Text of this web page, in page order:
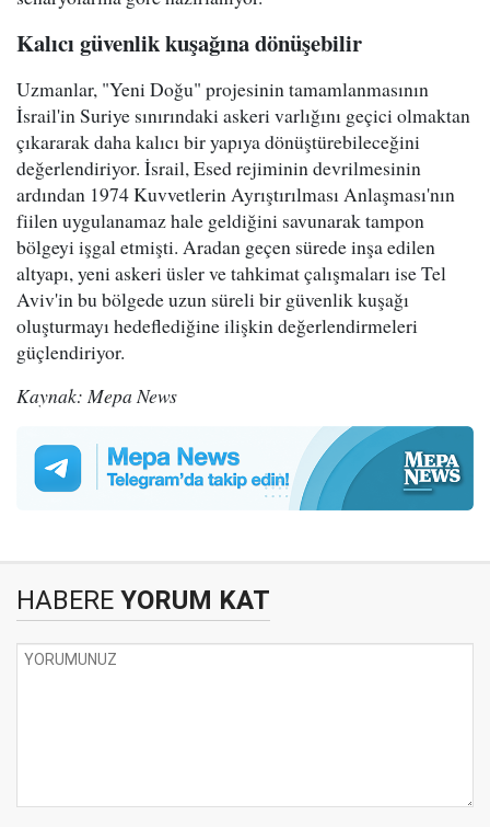
Kalıcı güvenlik kuşağına dönüşebilir
Uzmanlar, "Yeni Doğu" projesinin tamamlanmasının
İsrail'in Suriye sınırındaki askeri varlığını geçici olmaktan
çıkararak daha kalıcı bir yapıya dönüştürebileceğini
değerlendiriyor. İsrail, Esed rejiminin devrilmesinin
ardından 1974 Kuvvetlerin Ayrıştırılması Anlaşması'nın
fiilen uygulanamaz hale geldiğini savunarak tampon
bölgeyi işgal etmişti. Aradan geçen sürede inşa edilen
altyapı, yeni askeri üsler ve tahkimat çalışmaları ise Tel
Aviv'in bu bölgede uzun süreli bir güvenlik kuşağı
oluşturmayı hedeflediğine ilişkin değerlendirmeleri
güçlendiriyor.
Kaynak: Mepa News
HABERE YORUM KAT